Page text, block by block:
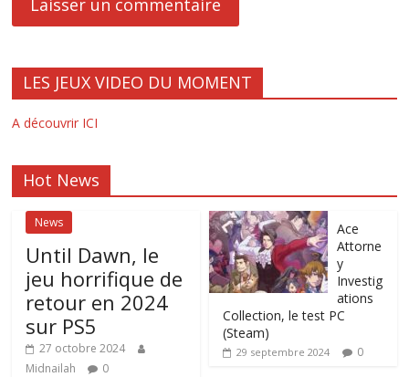
LES JEUX VIDEO DU MOMENT
A découvrir ICI
Hot News
News
Until Dawn, le
jeu horrifique de
retour en 2024
sur PS5
27 octobre 2024
Midnailah
0
Ace
Attorne
y
Investig
ations
Collection, le test PC
(Steam)
29 septembre 2024 0